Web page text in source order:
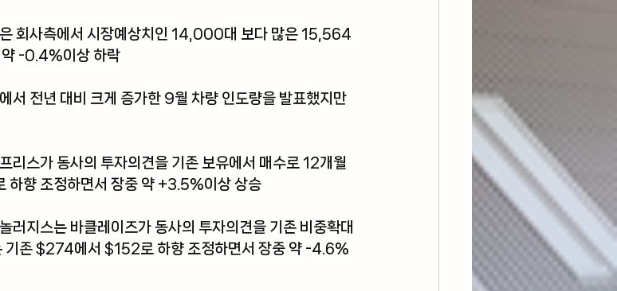
회사측에서 시장예상치인 14,000대 보다 많은 15,564
약 -0.4%이상 하락
서 전년 대비 크게 증가한 9월 차량 인도량을 발표했지만
리스가 동사의 투자의견을 기존 보유에서 매수로 12개월
향 조정하면서 장중 약 +3.5%이상 상승
러지스는 바클레이즈가 동사의 투자의견을 기존 비중확대
기존 $274에서 $152로 하향 조정하면서 장중 약 -4.6%